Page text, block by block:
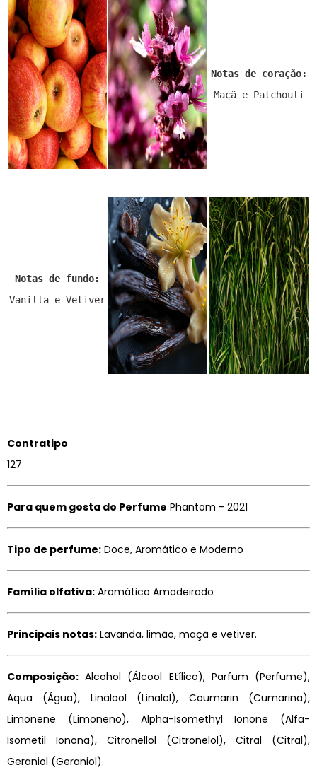
Notas de coração:
Maçã e Patchouli
Notas de fundo:
Vanilla e Vetiver
Contratipo
127
Para quem gosta do Perfume Phantom - 2021
Tipo de perfume: Doce, Aromático e Moderno
Família olfativa: Aromático Amadeirado
Principais notas: Lavanda, limão, maçã e vetiver.
Composição: Alcohol (Álcool Etílico), Parfum (Perfume),
Aqua (Água), Linalool (Linalol), Coumarin (Cumarina),
Limonene (Limoneno), Alpha-Isomethyl Ionone (Alfa-
Isometil Ionona), Citronellol (Citronelol), Citral (Citral),
Geraniol (Geraniol).